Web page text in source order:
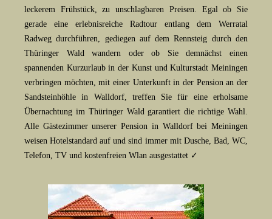
leckerem Frühstück, zu unschlagbaren Preisen. Egal ob Sie
gerade eine erlebnisreiche Radtour entlang dem Werratal
Radweg durchführen, gediegen auf dem Rennsteig durch den
Thüringer Wald wandern oder ob Sie demnächst einen
spannenden Kurzurlaub in der Kunst und Kulturstadt Meiningen
verbringen möchten, mit einer Unterkunft in der Pension an der
Sandsteinhöhle in Walldorf, treffen Sie für eine erholsame
Übernachtung im Thüringer Wald garantiert die richtige Wahl.
Alle Gästezimmer unserer Pension in Walldorf bei Meiningen
weisen Hotelstandard auf und sind immer mit Dusche, Bad, WC,
Telefon, TV und kostenfreien Wlan ausgestattet ✓